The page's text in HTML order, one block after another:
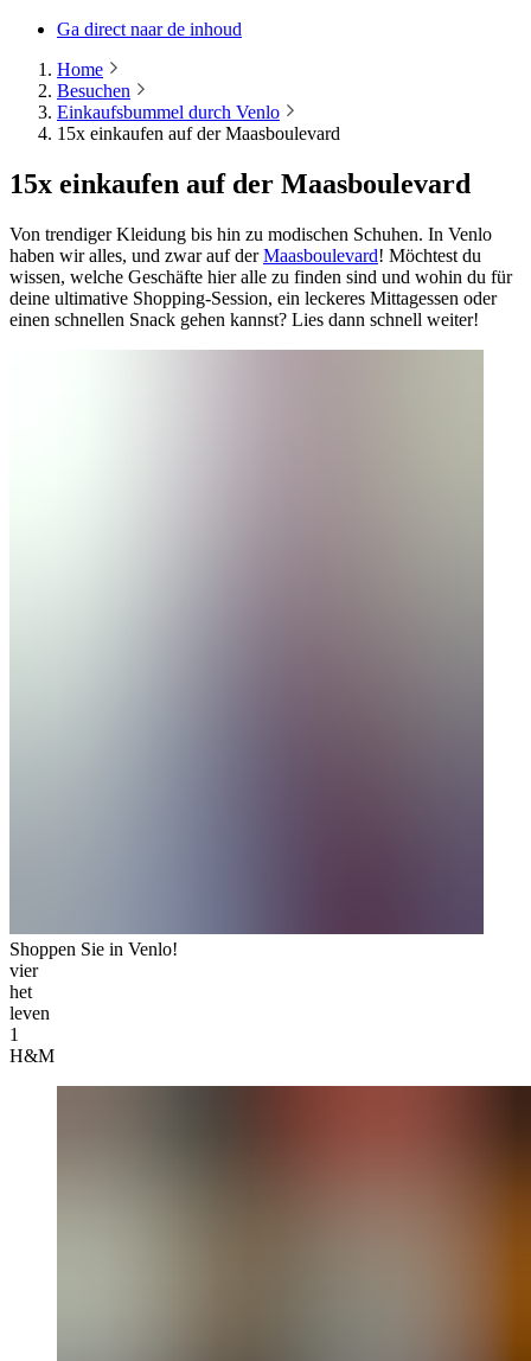
Ga direct naar de inhoud
Home
Besuchen
Einkaufsbummel durch Venlo
15x einkaufen auf der Maasboulevard
15x einkaufen auf der Maasboulevard
Von trendiger Kleidung bis hin zu modischen Schuhen. In Venlo
haben wir alles, und zwar auf derMaasboulevard! Möchtest du
wissen, welche Geschäfte hier alle zu finden sind und wohin du für
deine ultimative Shopping-Session, ein leckeres Mittagessen oder
einen schnellen Snack gehen kannst? Lies dann schnell weiter!
Shoppen Sie in Venlo!
vier
het
leven
1
H&M